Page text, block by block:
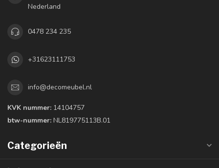
Nederland
0478 234 235
+31623111753
info@decomeubel.nl
KVK nummer: 14104757
btw-nummer: NL819775113B.01
Categorieën